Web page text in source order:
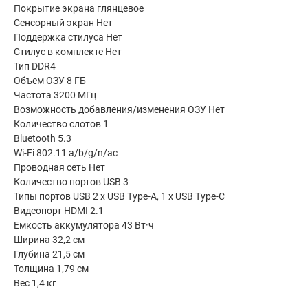
Покрытие экрана глянцевое
Сенсорный экран Нет
Поддержка стилуса Нет
Стилус в комплекте Нет
Тип DDR4
Объем ОЗУ 8 ГБ
Частота 3200 МГц
Возможность добавления/изменения ОЗУ Нет
Количество слотов 1
Bluetooth 5.3
Wi-Fi 802.11 a/b/g/n/ac
Проводная сеть Нет
Количество портов USB 3
Типы портов USB 2 x USB Type-A, 1 x USB Type-C
Видеопорт HDMI 2.1
Емкость аккумулятора 43 Вт·ч
Ширина 32,2 см
Глубина 21,5 см
Толщина 1,79 см
Вес 1,4 кг